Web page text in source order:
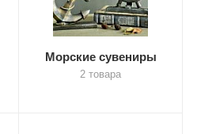
Морские сувениры
2 товара